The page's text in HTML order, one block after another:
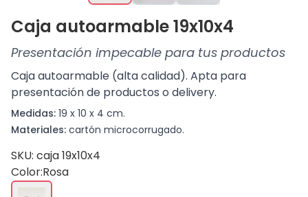
Caja autoarmable 19x10x4
Presentación impecable para tus productos
Caja autoarmable (alta calidad). Apta para
presentación de productos o delivery.
Medidas: 19 x 10 x 4 cm.
Materiales: cartón microcorrugado.
SKU: caja 19x10x4
Color:Rosa